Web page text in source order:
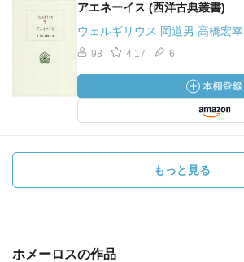
アエネーイス (西洋古典叢書)
ウェルギリウス 岡道男 高橋宏幸
98 4.17 6
もっと見る
ホメーロスの作品